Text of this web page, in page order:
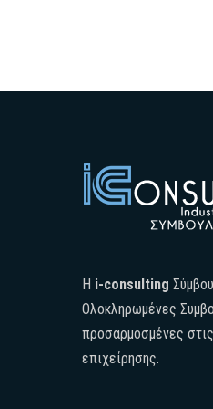
H i-consulting
Ολοκληρωμένες
προσαρμοσμένες
επιχείρησης.